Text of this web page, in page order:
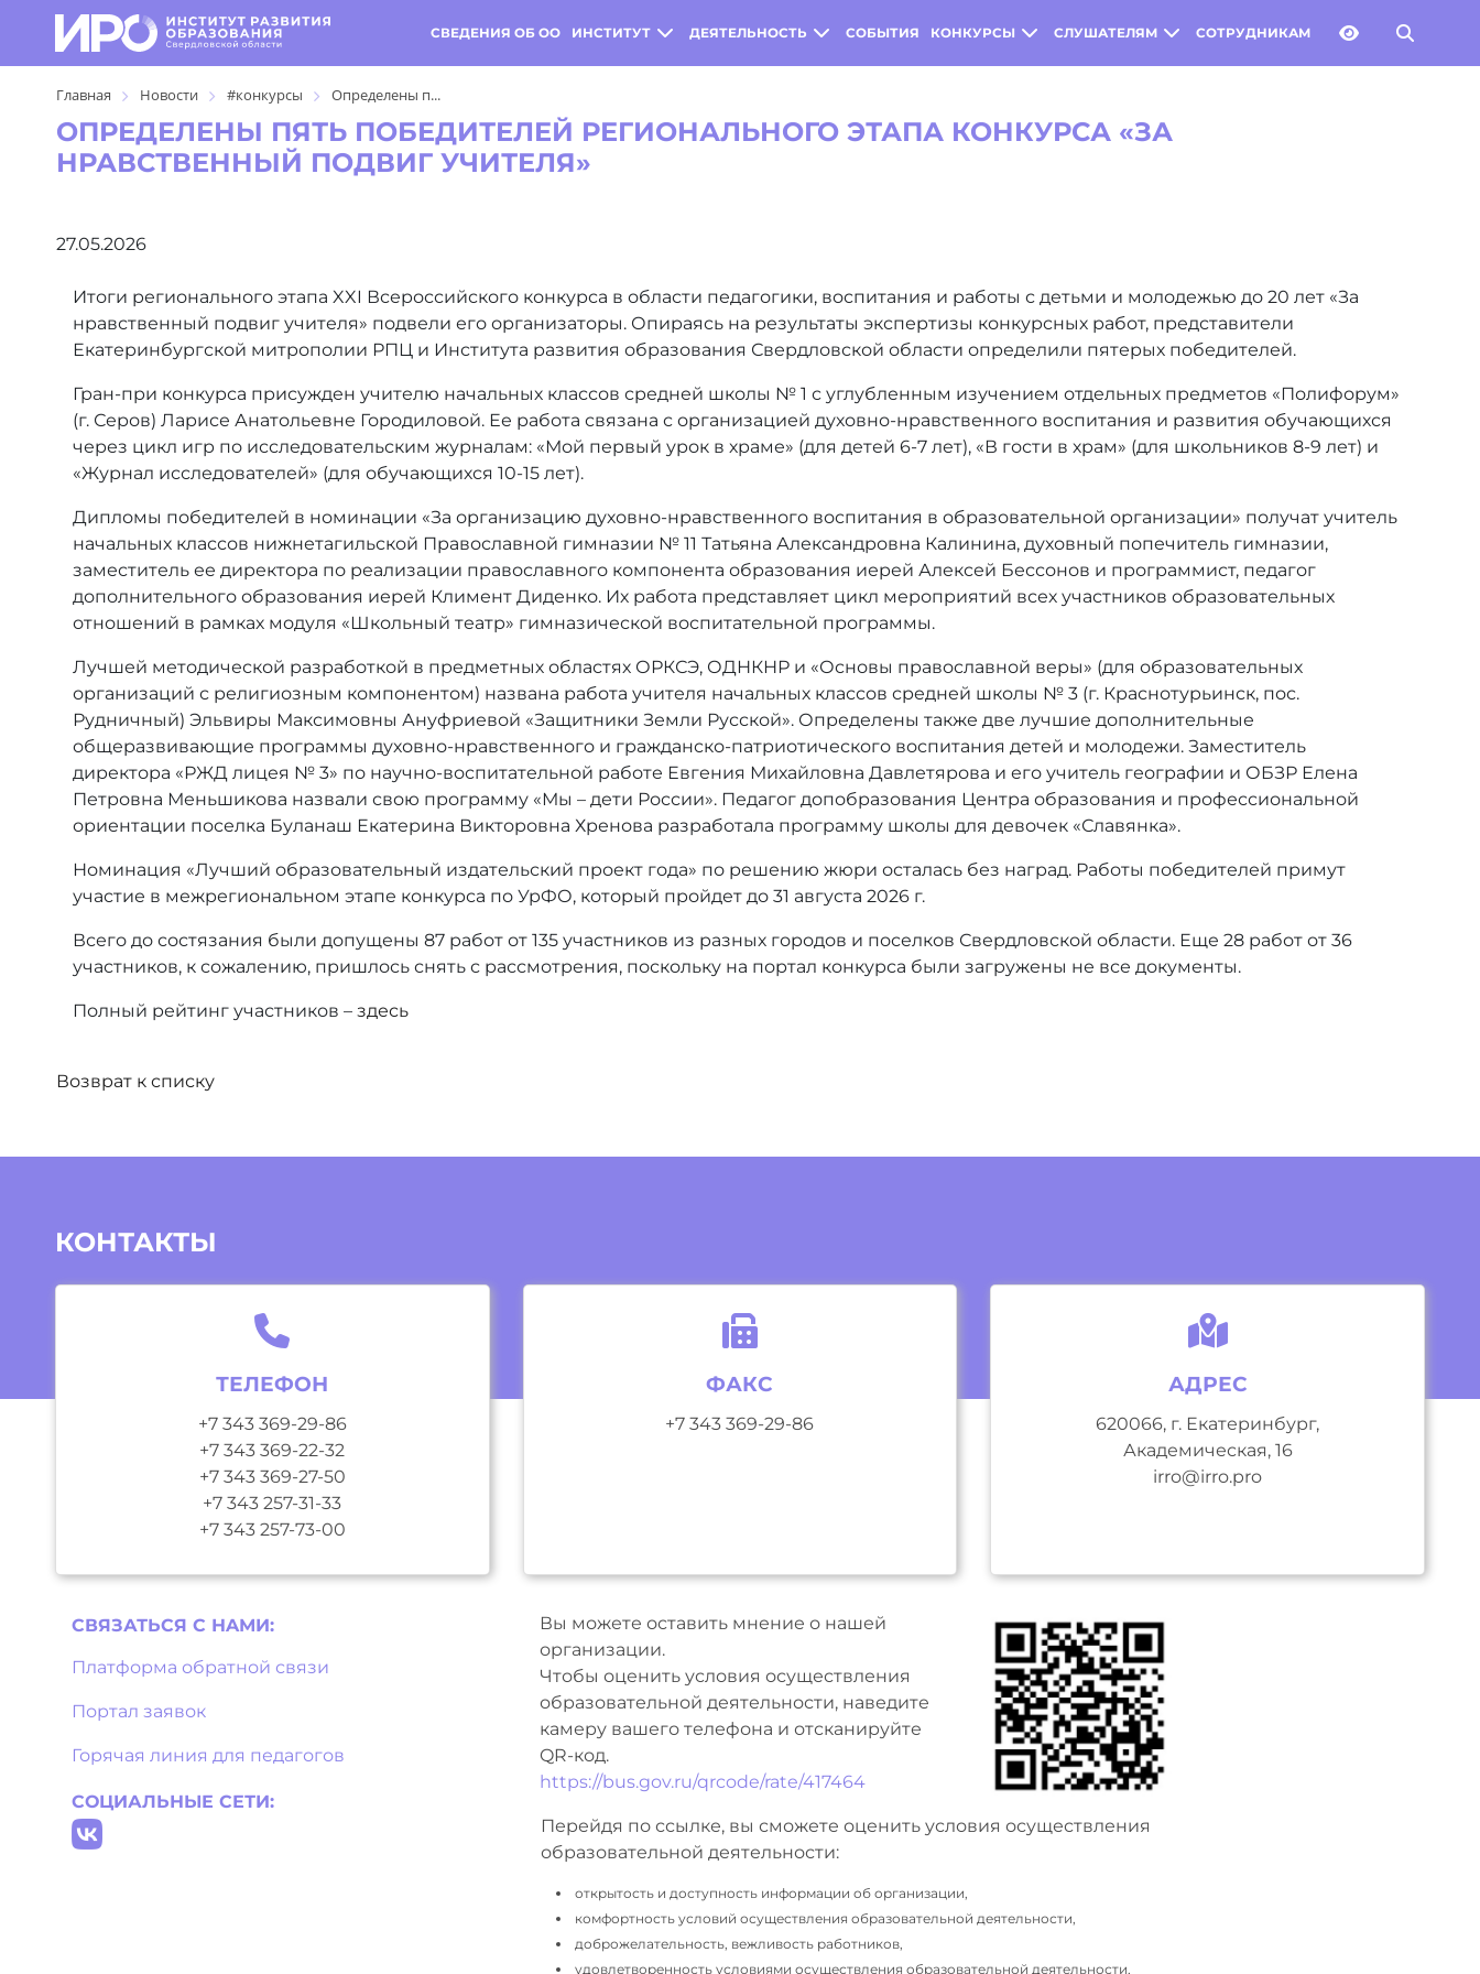
СВЕДЕНИЯ ОБ ОО ИНСТИТУТ ДЕЯТЕЛЬНОСТЬ СОБЫТИЯ КОНКУРСЫ СЛУШАТЕЛЯМ СОТРУДНИКАМ
Главная Новости #конкурсы Определены п...
ОПРЕДЕЛЕНЫ ПЯТЬ ПОБЕДИТЕЛЕЙ РЕГИОНАЛЬНОГО ЭТАПА КОНКУРСА «ЗА
НРАВСТВЕННЫЙ ПОДВИГ УЧИТЕЛЯ»
27.05.2026
Итоги регионального этапа XXI Всероссийского конкурса в области педагогики, воспитания и работы с детьми и молодежью до 20 лет «За
нравственный подвиг учителя» подвели его организаторы. Опираясь на результаты экспертизы конкурсных работ, представители
Екатеринбургской митрополии РПЦ и Института развития образования Свердловской области определили пятерых победителей.
Гран-при конкурса присужден учителю начальных классов средней школы № 1 с углубленным изучением отдельных предметов «Полифорум»
(г. Серов) Ларисе Анатольевне Городиловой. Ее работа связана с организацией духовно-нравственного воспитания и развития обучающихся
через цикл игр по исследовательским журналам: «Мой первый урок в храме» (для детей 6-7 лет), «В гости в храм» (для школьников 8-9 лет) и
«Журнал исследователей» (для обучающихся 10-15 лет).
Дипломы победителей в номинации «За организацию духовно-нравственного воспитания в образовательной организации» получат учитель
начальных классов нижнетагильской Православной гимназии № 11 Татьяна Александровна Калинина, духовный попечитель гимназии,
заместитель ее директора по реализации православного компонента образования иерей Алексей Бессонов и программист, педагог
дополнительного образования иерей Климент Диденко. Их работа представляет цикл мероприятий всех участников образовательных
отношений в рамках модуля «Школьный театр» гимназической воспитательной программы.
Лучшей методической разработкой в предметных областях ОРКСЭ, ОДНКНР и «Основы православной веры» (для образовательных
организаций с религиозным компонентом) названа работа учителя начальных классов средней школы № 3 (г. Краснотурьинск, пос.
Рудничный) Эльвиры Максимовны Ануфриевой «Защитники Земли Русской». Определены также две лучшие дополнительные
общеразвивающие программы духовно-нравственного и гражданско-патриотического воспитания детей и молодежи. Заместитель
директора «РЖД лицея № 3» по научно-воспитательной работе Евгения Михайловна Давлетярова и его учитель географии и ОБЗР Елена
Петровна Меньшикова назвали свою программу «Мы – дети России». Педагог допобразования Центра образования и профессиональной
ориентации поселка Буланаш Екатерина Викторовна Хренова разработала программу школы для девочек «Славянка».
Номинация «Лучший образовательный издательский проект года» по решению жюри осталась без наград. Работы победителей примут
участие в межрегиональном этапе конкурса по УрФО, который пройдет до 31 августа 2026 г.
Всего до состязания были допущены 87 работ от 135 участников из разных городов и поселков Свердловской области. Еще 28 работ от 36
участников, к сожалению, пришлось снять с рассмотрения, поскольку на портал конкурса были загружены не все документы.
Полный рейтинг участников – здесь
Возврат к списку
КОНТАКТЫ
ТЕЛЕФОН
+7 343 369-29-86
+7 343 369-22-32
+7 343 369-27-50
+7 343 257-31-33
+7 343 257-73-00
ФАКС
+7 343 369-29-86
АДРЕС
620066, г. Екатеринбург,
Академическая, 16
irro@irro.pro
СВЯЗАТЬСЯ С НAМИ:
Платформа обратной связи
Портал заявок
Горячая линия для педагогов
СОЦИАЛЬНЫЕ СЕТИ:
Вы можете оставить мнение о нашей
организации.
Чтобы оценить условия осуществления
образовательной деятельности, наведите
камеру вашего телефона и отсканируйте
QR-код.
https://bus.gov.ru/qrcode/rate/417464
Перейдя по ссылке, вы сможете оценить условия осуществления
образовательной деятельности:
открытость и доступность информации об организации,
комфортность условий осуществления образовательной деятельности,
доброжелательность, вежливость работников,
удовлетворенность условиями осуществления образовательной деятельности,